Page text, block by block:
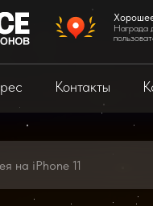
Награда
Контакты